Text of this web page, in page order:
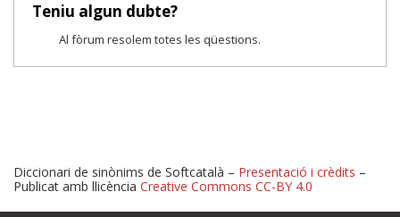
Teniu algun dubte?
Al fòrum resolem totes les qüestions.
Diccionari de sinònims de Softcatalà – Presentació i crèdits –
Publicat amb llicència Creative Commons CC-BY 4.0